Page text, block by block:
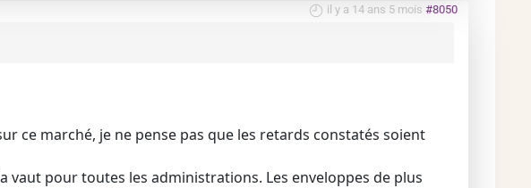
il y a 14 ans 5 mois #8050
ce marché, je ne pense pas que les retards constatés soient
vaut pour toutes les administrations. Les enveloppes de plus